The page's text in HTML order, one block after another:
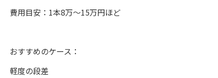
費用目安：1本8万〜15万円ほど
おすすめのケース：
軽度の段差